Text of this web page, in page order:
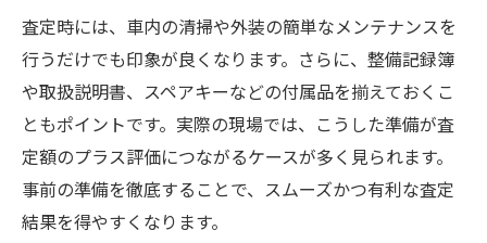
査定時には、車内の清掃や外装の簡単なメンテナンスを
行うだけでも印象が良くなります。さらに、整備記録簿
や取扱説明書、スペアキーなどの付属品を揃えておくこ
ともポイントです。実際の現場では、こうした準備が査
定額のプラス評価につながるケースが多く見られます。
事前の準備を徹底することで、スムーズかつ有利な査定
結果を得やすくなります。